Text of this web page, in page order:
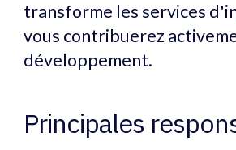
transforme les services
vous contribuerez
développement.
Principales